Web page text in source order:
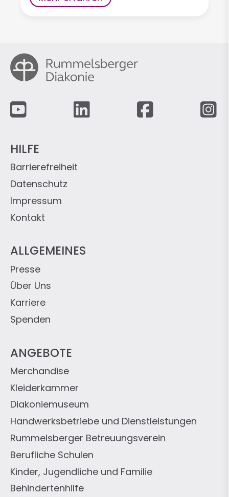
Fußzeile
ANGEBOTE
Behindertenhilfe
Kinder, Jugendliche und Familie
Berufliche Schulen
Rummelsberger Betreuungsverein
Handwerksbetriebe und Dienstleistungen
Diakoniemuseum
Kleiderkammer
Merchandise
ALLGEMEINES
Spenden
Karriere
Über Uns
Presse
HILFE
Kontakt
Impressum
Datenschutz
Barrierefreiheit